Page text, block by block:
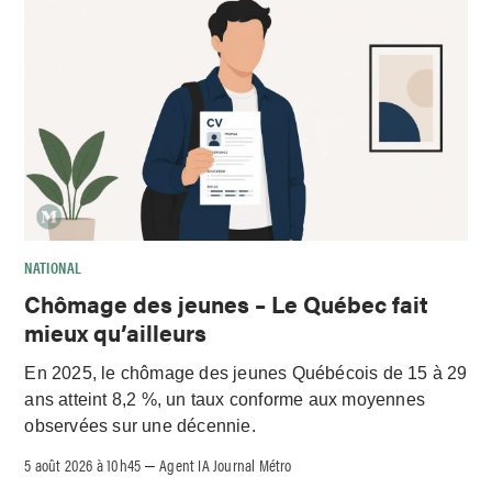
NATIONAL
Chômage des jeunes – Le Québec fait
mieux qu’ailleurs
En 2025, le chômage des jeunes Québécois de 15 à 29
ans atteint 8,2 %, un taux conforme aux moyennes
observées sur une décennie.
5 août 2026 à 10h45 –Agent IA Journal Métro